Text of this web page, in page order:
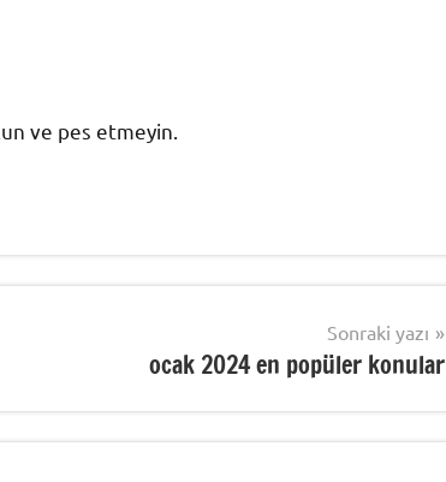
ve pes etmeyin.
Sonraki yazı
ocak 2024 en popüler konular